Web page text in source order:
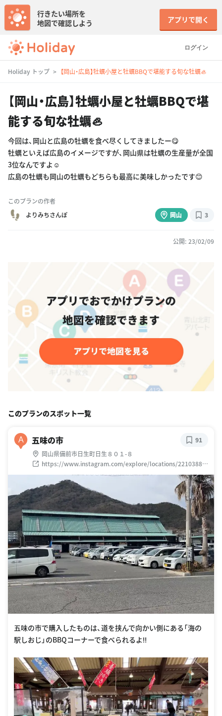
ログイン
行きたい場所を
地図で確認しよう
アプリで開く
Holiday トップ 【岡山・広島】牡蠣小屋と牡蠣BBQで堪能する旬な牡蠣🦪
【岡山・広島】牡蠣小屋と牡蠣BBQで堪
能する旬な牡蠣🦪
今回は、岡山と広島の牡蠣を食べ尽くしてきましたー😋
牡蠣といえば広島のイメージですが、岡山県は牡蠣の生産量が全国
3位なんですよ☺️
広島の牡蠣も岡山の牡蠣もどちらも最高に美味しかったです😊
このプランの作者
よりみちさんぽ
岡山 3
公開: 23/02/09
このプランのスポット一覧
A 五味の市
岡山県備前市日生町日生８０１-８
https://www.instagram.com/explore/locations/22103889
1624922
91
五味の市で購入したものは、道を挟んで向かい側にある「海の
駅しおじ」のBBQコーナーで食べられるよ‼️